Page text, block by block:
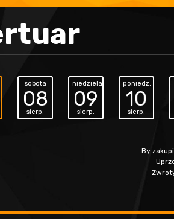
sobota
08
sierp.
niedziela
09
sierp.
poniedz.
10
sierp.
By